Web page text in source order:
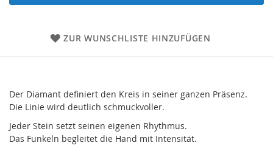
ZUR WUNSCHLISTE HINZUFÜGEN
Der Diamant definiert den Kreis in seiner ganzen Präsenz.
Die Linie wird deutlich schmuckvoller.
Jeder Stein setzt seinen eigenen Rhythmus.
Das Funkeln begleitet die Hand mit Intensität.